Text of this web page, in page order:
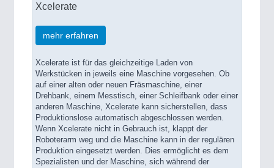
ROBOTICS21XX
Industrial Robotics & Research
Xcelerate
mehr erfahren
Xcelerate ist für das gleichzeitige Laden von
Werkstücken in jeweils eine Maschine vorgesehen. Ob
auf einer alten oder neuen Fräsmaschine, einer
Drehbank, einem Messtisch, einer Schleifbank oder einer
anderen Maschine, Xcelerate kann sicherstellen, dass
Produktionslose automatisch abgeschlossen werden.
Wenn Xcelerate nicht in Gebrauch ist, klappt der
Roboterarm weg und die Maschine kann in der regulären
Produktion eingesetzt werden. Dies ermöglicht es dem
Spezialisten und der Maschine, sich während der